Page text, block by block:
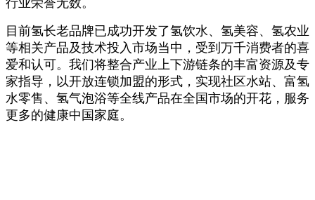
行业荣誉无数。
目前氢长老品牌已成功开发了氢饮水、氢美容、氢农业
等相关产品及技术投入市场当中，受到万千消费者的喜
爱和认可。我们将整合产业上下游链条的丰富资源及专
家指导，以开放连锁加盟的形式，实现社区水站、富氢
水零售、氢气泡浴等全线产品在全国市场的开花，服务
更多的健康中国家庭。